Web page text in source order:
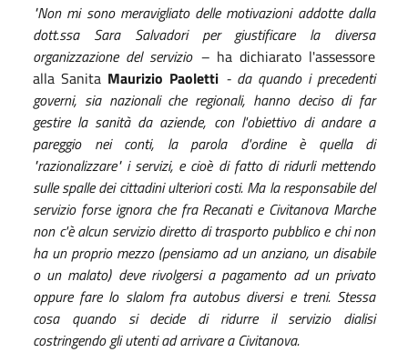
"Non mi sono meravigliato delle motivazioni addotte dalla
dott.ssa Sara Salvadori per giustificare la diversa
organizzazione del servizio – ha dichiarato l'assessore
alla Sanita Maurizio Paoletti - da quando i precedenti
governi, sia nazionali che regionali, hanno deciso di far
gestire la sanità da aziende, con l'obiettivo di andare a
pareggio nei conti, la parola d'ordine è quella di
"razionalizzare" i servizi, e cioè di fatto di ridurli mettendo
sulle spalle dei cittadini ulteriori costi. Ma la responsabile del
servizio forse ignora che fra Recanati e Civitanova Marche
non c'è alcun servizio diretto di trasporto pubblico e chi non
ha un proprio mezzo (pensiamo ad un anziano, un disabile
o un malato) deve rivolgersi a pagamento ad un privato
oppure fare lo slalom fra autobus diversi e treni. Stessa
cosa quando si decide di ridurre il servizio dialisi
costringendo gli utenti ad arrivare a Civitanova.